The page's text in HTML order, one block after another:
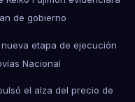
de gobierno
etapa de ejecución
Nacional
el alza del precio de